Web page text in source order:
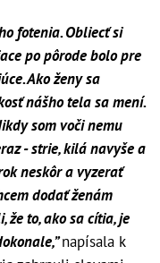
fotenia. Obliecť si
po pôrode bolo pre
Ako ženy sa
nášho tela sa mení.
som voči nemu
- strie, kilá navyše a
neskôr a vyzerať
dodať ženám
že to, ako sa cítia, je
napísala k